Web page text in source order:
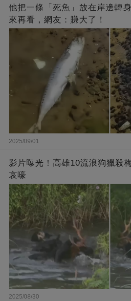
他把一條「死魚」放在岸邊轉
來再看，網友：賺大了！
2025/09/01
影片曝光！高雄10流浪狗獵殺
哀嚎
2025/08/30